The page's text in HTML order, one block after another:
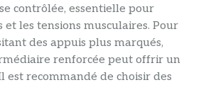
contrôlée, essentielle pour
et les tensions musculaires. Pour
des appuis plus marqués,
renforcée peut offrir un
recommandé de choisir des